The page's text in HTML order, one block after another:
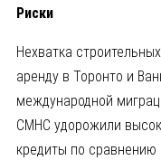
Риски
Нехватка
аренду в Торонто и
международной
CMHC удорожили
кредиты по сравнению